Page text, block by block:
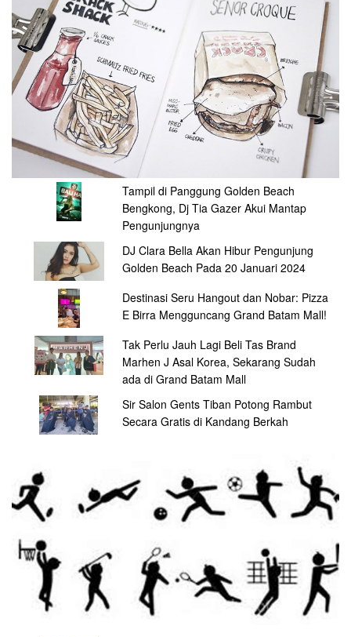
Tampil di Panggung Golden Beach
Bengkong, Dj Tia Gazer Akui Mantap
Pengunjungnya
DJ Clara Bella Akan Hibur Pengunjung
Golden Beach Pada 20 Januari 2024
Destinasi Seru Hangout dan Nobar: Pizza
E Birra Mengguncang Grand Batam Mall!
Tak Perlu Jauh Lagi Beli Tas Brand
Marhen J Asal Korea, Sekarang Sudah
ada di Grand Batam Mall
Sir Salon Gents Tiban Potong Rambut
Secara Gratis di Kandang Berkah